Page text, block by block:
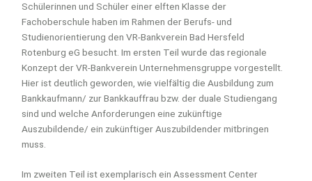
Schülerinnen und Schüler einer elften Klasse der
Fachoberschule haben im Rahmen der Berufs- und
Studienorientierung den VR-Bankverein Bad Hersfeld
Rotenburg eG besucht. Im ersten Teil wurde das regionale
Konzept der VR-Bankverein Unternehmensgruppe vorgestellt.
Hier ist deutlich geworden, wie vielfältig die Ausbildung zum
Bankkaufmann/ zur Bankkauffrau bzw. der duale Studiengang
sind und welche Anforderungen eine zukünftige
Auszubildende/ ein zukünftiger Auszubildender mitbringen
muss.
Im zweiten Teil ist exemplarisch ein Assessment Center